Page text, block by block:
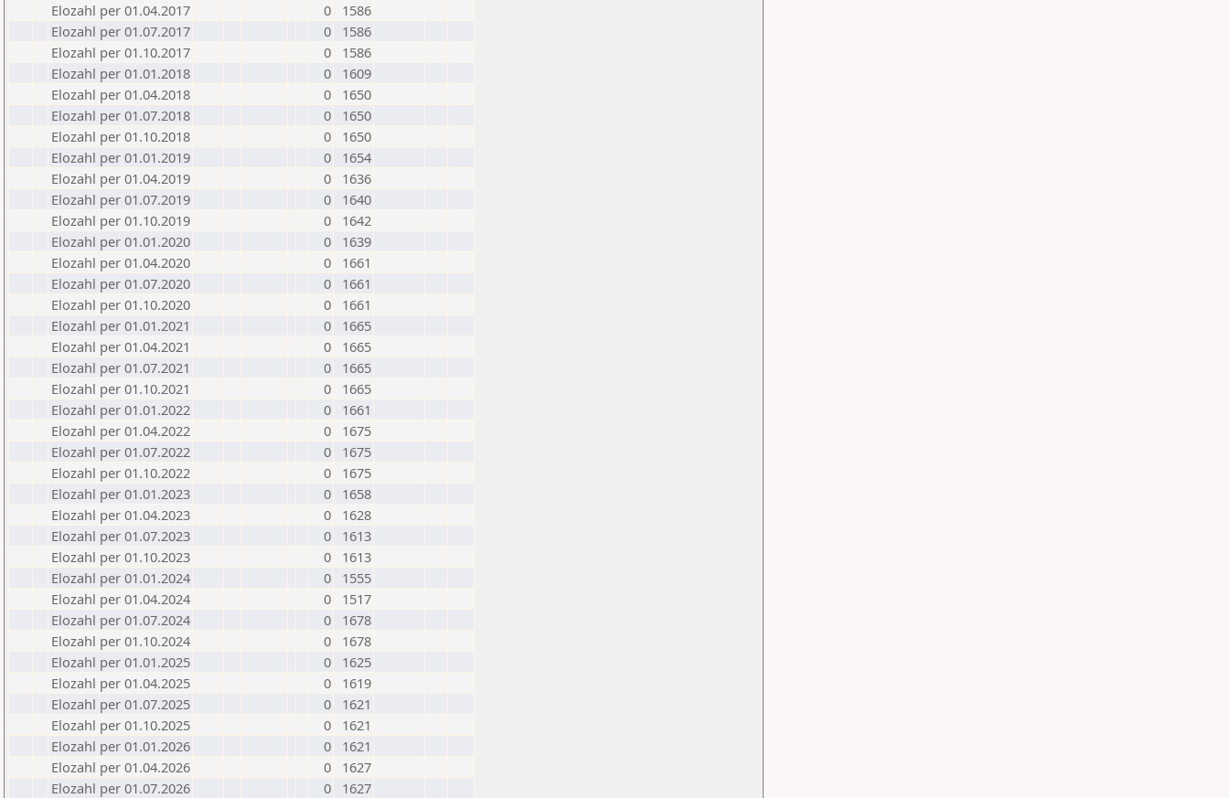
Elozahl per 01.04.2017
0
1586
Elozahl per 01.07.2017
0
1586
Elozahl per 01.10.2017
0
1586
Elozahl per 01.01.2018
0
1609
Elozahl per 01.04.2018
0
1650
Elozahl per 01.07.2018
0
1650
Elozahl per 01.10.2018
0
1650
Elozahl per 01.01.2019
0
1654
Elozahl per 01.04.2019
0
1636
Elozahl per 01.07.2019
0
1640
Elozahl per 01.10.2019
0
1642
Elozahl per 01.01.2020
0
1639
Elozahl per 01.04.2020
0
1661
Elozahl per 01.07.2020
0
1661
Elozahl per 01.10.2020
0
1661
Elozahl per 01.01.2021
0
1665
Elozahl per 01.04.2021
0
1665
Elozahl per 01.07.2021
0
1665
Elozahl per 01.10.2021
0
1665
Elozahl per 01.01.2022
0
1661
Elozahl per 01.04.2022
0
1675
Elozahl per 01.07.2022
0
1675
Elozahl per 01.10.2022
0
1675
Elozahl per 01.01.2023
0
1658
Elozahl per 01.04.2023
0
1628
Elozahl per 01.07.2023
0
1613
Elozahl per 01.10.2023
0
1613
Elozahl per 01.01.2024
0
1555
Elozahl per 01.04.2024
0
1517
Elozahl per 01.07.2024
0
1678
Elozahl per 01.10.2024
0
1678
Elozahl per 01.01.2025
0
1625
Elozahl per 01.04.2025
0
1619
Elozahl per 01.07.2025
0
1621
Elozahl per 01.10.2025
0
1621
Elozahl per 01.01.2026
0
1621
Elozahl per 01.04.2026
0
1627
Elozahl per 01.07.2026
0 1627